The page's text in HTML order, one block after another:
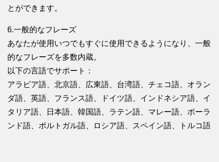
とができます。
6.一般的なフレーズ
あなたが使用いつでもすぐに使用できるようになり、一般
的なフレーズを多数内蔵。
以下の言語でサポート：
アラビア語、北京語、広東語、台湾語、チェコ語、オラン
ダ語、英語、フランス語、ドイツ語、インドネシア語、イ
タリア語、日本語、韓国語、ラテン語、マレー語、ポーラ
ンド語、ポルトガル語、ロシア語、スペイン語、トルコ語